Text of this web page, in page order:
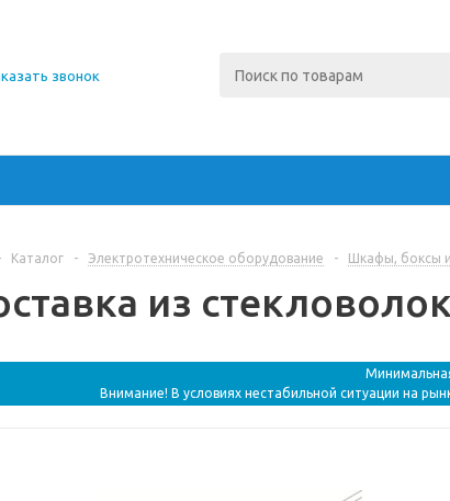
звонок
Каталог - Электротехническое оборудование - Шкафы, боксы
из
Внимание! В условиях нестабильной ситуации на